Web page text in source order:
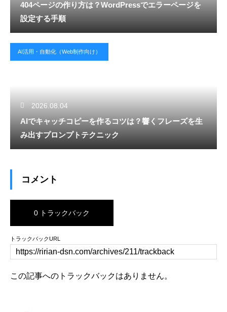
404ページの作り方は？WordPressでエラーページを
設定する手順
AI活用・自動化（Web制作向け）
2026.08.04
AIでキャッチコピーを作るコツは？響くフレーズを生
み出すプロンプトテクニック
コメント
0 トラックバック
トラックバックURL
この記事へのトラックバックはありません。